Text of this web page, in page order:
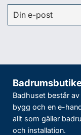
Badhuset består
bygg och en e-
allt som gäller
och installation.